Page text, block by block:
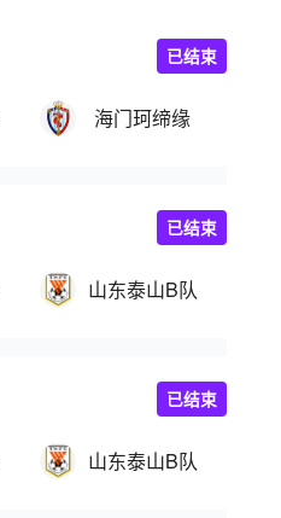
海门珂缔缘
已结束
山东泰山B队
已结束
山东泰山B队
已结束